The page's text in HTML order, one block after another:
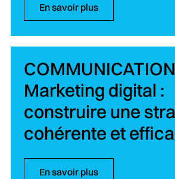
En savoir plus
Marketing digital :
construire une
cohérente et
En savoir plus